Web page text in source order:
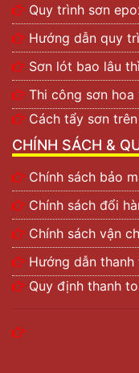
Quy trình sơn
Hướng dẫn quy
Sơn lót bao lâu
Thi công sơn hoa
Cách tẩy sơn
CHÍNH SÁCH &
Chính sách bảo
Chính sách đổi
Chính sách vận
Hướng dẫn thanh
Quy định thanh